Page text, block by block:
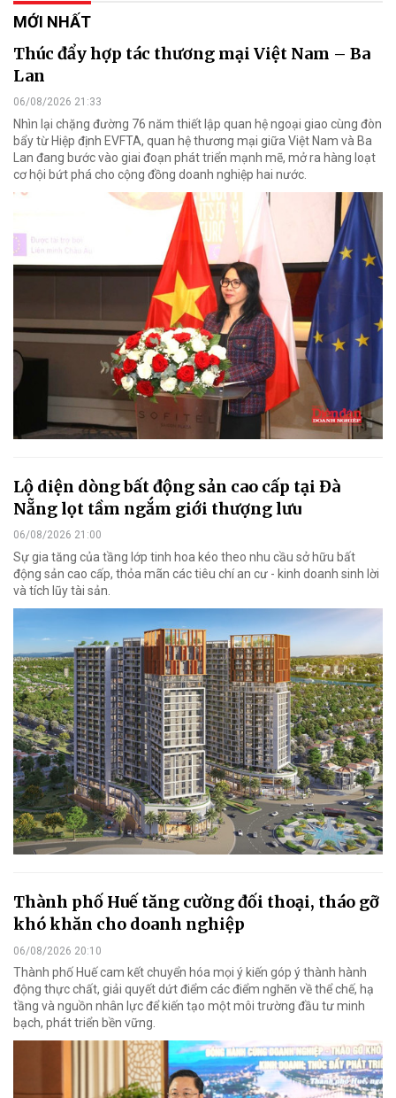
MỚI NHẤT
Thúc đẩy hợp tác thương mại Việt Nam – Ba
Lan
06/08/2026 21:33
Nhìn lại chặng đường 76 năm thiết lập quan hệ ngoại giao cùng đòn
bẩy từ Hiệp định EVFTA, quan hệ thương mại giữa Việt Nam và Ba
Lan đang bước vào giai đoạn phát triển mạnh mẽ, mở ra hàng loạt
cơ hội bứt phá cho cộng đồng doanh nghiệp hai nước.
Lộ diện dòng bất động sản cao cấp tại Đà
Nẵng lọt tầm ngắm giới thượng lưu
06/08/2026 21:00
Sự gia tăng của tầng lớp tinh hoa kéo theo nhu cầu sở hữu bất
động sản cao cấp, thỏa mãn các tiêu chí an cư - kinh doanh sinh lời
và tích lũy tài sản.
Thành phố Huế tăng cường đối thoại, tháo gỡ
khó khăn cho doanh nghiệp
06/08/2026 20:10
Thành phố Huế cam kết chuyển hóa mọi ý kiến góp ý thành hành
động thực chất, giải quyết dứt điểm các điểm nghẽn về thể chế, hạ
tầng và nguồn nhân lực để kiến tạo một môi trường đầu tư minh
bạch, phát triển bền vững.